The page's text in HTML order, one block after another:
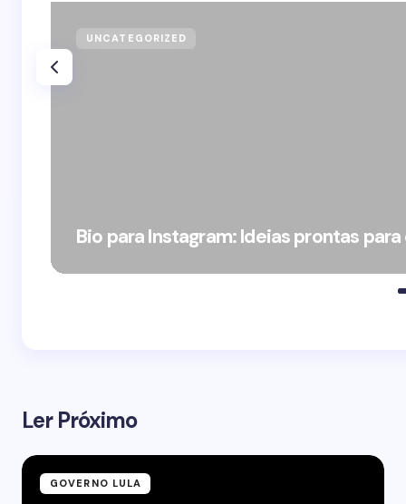
UNCATEGORIZED
Bio para Instagram: Ideias prontas
Ler Próximo
GOVERNO LULA